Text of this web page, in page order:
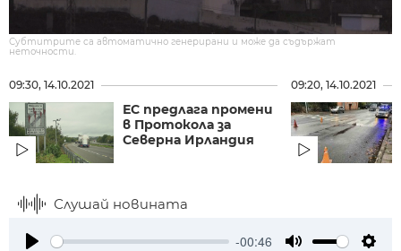
Субтитрите са автоматично генерирани и може да съдържат
неточности.
09:30, 14.10.2021
ЕС предлага промени
в Протокола за
Северна Ирландия
09:20, 14.10.2021
Слушай новината
-00:46